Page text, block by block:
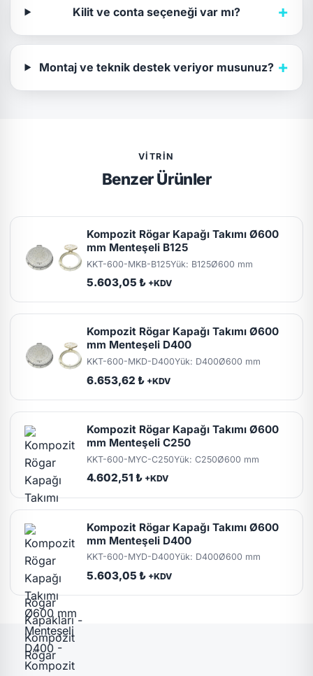
Kilit ve conta seçeneği var mı? +
Montaj ve teknik destek veriyor musunuz? +
VITRIN
Benzer Ürünler
Kompozit Rögar Kapağı Takımı Ø600
mm Menteşeli B125
KKT-600-MKB-B125Yük: B125Ø600 mm
5.603,05 ₺ +KDV
Kompozit Rögar Kapağı Takımı Ø600
mm Menteşeli D400
KKT-600-MKD-D400Yük: D400Ø600 mm
6.653,62 ₺ +KDV
Kompozit Rögar Kapağı Takımı Ø600
mm Menteşeli C250
KKT-600-MYC-C250Yük: C250Ø600 mm
4.602,51 ₺ +KDV
Kompozit Rögar Kapağı Takımı Ø600
mm Menteşeli D400
KKT-600-MYD-D400Yük: D400Ø600 mm
5.603,05 ₺ +KDV